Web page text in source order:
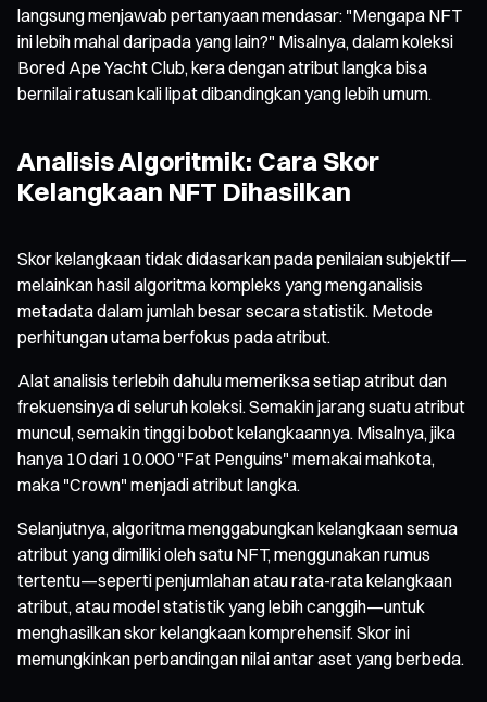
langsung menjawab pertanyaan mendasar: "Mengapa NFT
ini lebih mahal daripada yang lain?" Misalnya, dalam koleksi
Bored Ape Yacht Club, kera dengan atribut langka bisa
bernilai ratusan kali lipat dibandingkan yang lebih umum.
Analisis Algoritmik: Cara Skor
Kelangkaan NFT Dihasilkan
Skor kelangkaan tidak didasarkan pada penilaian subjektif—
melainkan hasil algoritma kompleks yang menganalisis
metadata dalam jumlah besar secara statistik. Metode
perhitungan utama berfokus pada atribut.
Alat analisis terlebih dahulu memeriksa setiap atribut dan
frekuensinya di seluruh koleksi. Semakin jarang suatu atribut
muncul, semakin tinggi bobot kelangkaannya. Misalnya, jika
hanya 10 dari 10.000 "Fat Penguins" memakai mahkota,
maka "Crown" menjadi atribut langka.
Selanjutnya, algoritma menggabungkan kelangkaan semua
atribut yang dimiliki oleh satu NFT, menggunakan rumus
tertentu—seperti penjumlahan atau rata-rata kelangkaan
atribut, atau model statistik yang lebih canggih—untuk
menghasilkan skor kelangkaan komprehensif. Skor ini
memungkinkan perbandingan nilai antar aset yang berbeda.